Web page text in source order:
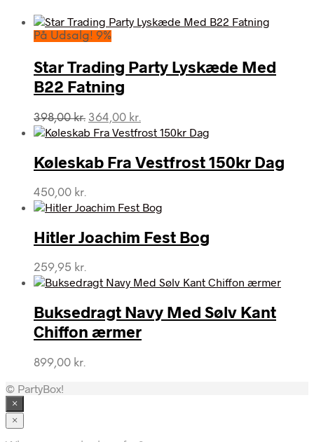
På Udsalg! 9%
Star Trading Party Lyskæde Med
B22 Fatning
398,00kr. Den
oprindelige
var:
398,00 kr..
364,00 kr.
aktuelle
er:
364,00 kr..
Køleskab Fra Vestfrost 150kr Dag
450,00 kr.
Hitler Joachim Fest Bog
259,95 kr.
Buksedragt Navy Med Sølv Kant
Chiffon ærmer
899,00 kr.
© PartyBox!
×
×